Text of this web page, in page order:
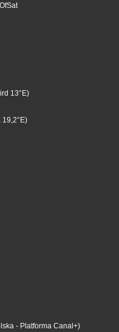
13°E)
19,2°E)
- Platforma Canal+)